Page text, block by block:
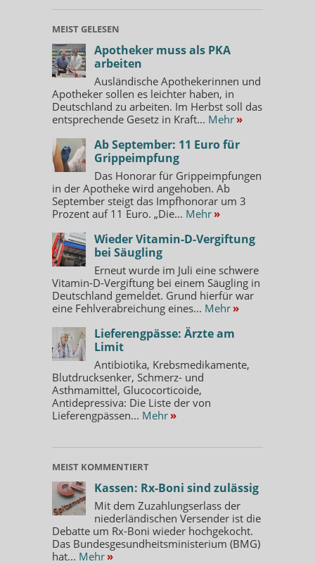
MEIST GELESEN
Apotheker muss als PKA
arbeiten
Ausländische Apothekerinnen und
Apotheker sollen es leichter haben, in
Deutschland zu arbeiten. Im Herbst soll das
entsprechende Gesetz in Kraft... Mehr »
Ab September: 11 Euro für
Grippeimpfung
Das Honorar für Grippeimpfungen
in der Apotheke wird angehoben. Ab
September steigt das Impfhonorar um 3
Prozent auf 11 Euro. „Die... Mehr »
Wieder Vitamin-D-Vergiftung
bei Säugling
Erneut wurde im Juli eine schwere
Vitamin-D-Vergiftung bei einem Säugling in
Deutschland gemeldet. Grund hierfür war
eine Fehlverabreichung eines... Mehr »
Lieferengpässe: Ärzte am
Limit
Antibiotika, Krebsmedikamente,
Blutdrucksenker, Schmerz- und
Asthmamittel, Glucocorticoide,
Antidepressiva: Die Liste der von
Lieferengpässen... Mehr »
MEIST KOMMENTIERT
Kassen: Rx-Boni sind zulässig
Mit dem Zuzahlungserlass der
niederländischen Versender ist die
Debatte um Rx-Boni wieder hochgekocht.
Das Bundesgesundheitsministerium (BMG)
hat... Mehr »